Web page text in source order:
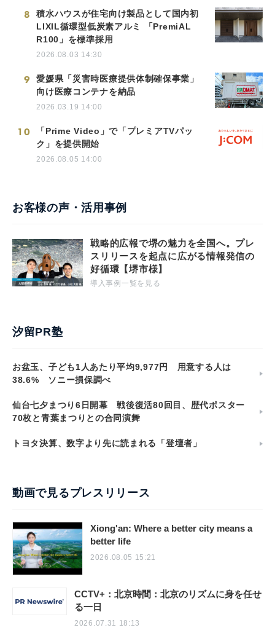
8
積水ハウスが住宅向け製品として国内初
LIXIL循環型低炭素アルミ 「PremiAL
R100」を標準採用
2026.08.03 14:30
9
愛媛県「災害時医療提供体制確保事業」
向け医療コンテナを納品
2026.03.19 14:00
10
「Prime Video」で「プレミアTVパッ
ク」を提供開始
2026.08.05 14:00
お客様の声・活用事例
戦略的広報で堺の魅力を全国へ。プレ
スリリースを起点に広がる情報発信の
好循環【堺市様】
導入事例一覧を見る
汐留PR塾
お盆玉、子ども1人あたり平均9,977円 用意する人は
38.6% ソニー損保調べ
仙台七夕まつり6日開幕 戦後復活80回目、歴代ポスター
70枚と青葉まつりとの合同演舞
トヨタ決算、数字より先に読まれる「登壇者」
動画で見るプレスリリース
Xiong'an: Where a better city means a
better life
2026.08.05 15:21
CCTV+：北京時間：北京のリズムに身を任せ
る一日
2026.07.31 18:13